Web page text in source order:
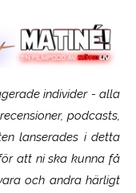
individer - alla
podcasts,
lanserades i detta
att ni ska kunna få
och andra härligt